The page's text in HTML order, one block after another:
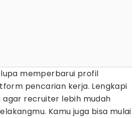
lupa memperbarui profil
pencarian kerja. Lengkapi
recruiter lebih mudah
Kamu juga bisa mulai